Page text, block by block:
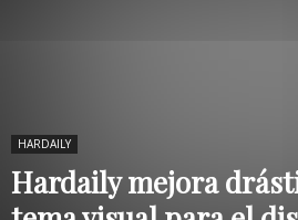
HARDAILY
Hardaily mejora